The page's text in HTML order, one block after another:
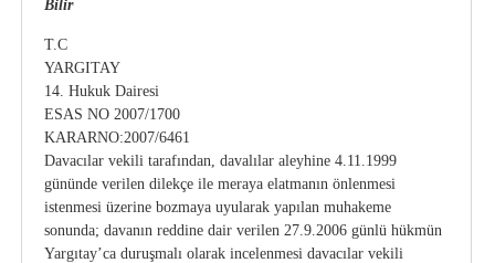
Bilir
T.C
YARGITAY
14. Hukuk Dairesi
ESAS NO 2007/1700
KARARNO:2007/6461
Davacılar vekili tarafından, davalılar aleyhine 4.11.1999
gününde verilen dilekçe ile meraya elatmanın önlenmesi
istenmesi üzerine bozmaya uyularak yapılan muhakeme
sonunda; davanın reddine dair verilen 27.9.2006 günlü hükmün
Yargıtay’ca duruşmalı olarak incelenmesi davacılar vekili